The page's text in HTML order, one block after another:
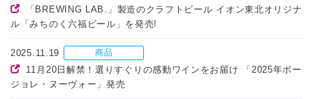
「BREWING LAB.」製造のクラフトビール イオン東北オリジナ
ル「みちのく六福ビール」を発売!
2025.11.19 商品
11月20日解禁！選りすぐりの感動ワインをお届け 「2025年ボー
ジョレ・ヌーヴォー」発売